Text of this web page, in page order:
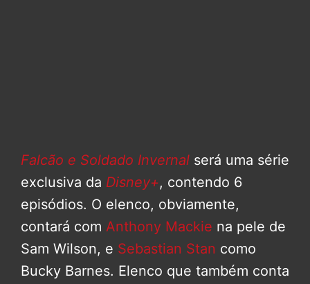
Falcão e Soldado Invernal será uma série
exclusiva da Disney+, contendo 6
episódios. O elenco, obviamente,
contará com Anthony Mackie na pele de
Sam Wilson, e Sebastian Stan como
Bucky Barnes. Elenco que também conta